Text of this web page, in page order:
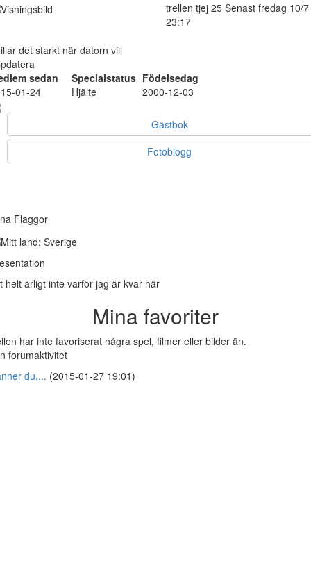
trellen tjej 25 Senast fredag 10/7
23:17
det starkt när datorn vill
sedan
Specialstatus Födelsedag
01-24
Hjälte 2000-12-03
Gästbok
Fotoblogg
Flaggor
helt ärligt inte varför jag är kvar här
Mina favoriter
har inte favoriserat några spel, filmer eller bilder än.
forumaktivitet
du.... (2015-01-27 19:01)